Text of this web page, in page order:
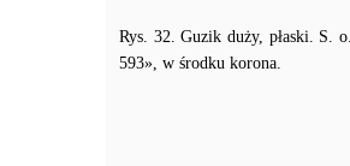
Rys. 32. Guzik duży, płaski. S.
593», w środku korona.